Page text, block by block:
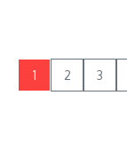
1 2 3